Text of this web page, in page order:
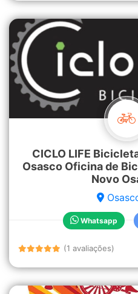
CICLO LIFE
Osasco Oficina de
Novo
Whatsapp
(1 avaliações)